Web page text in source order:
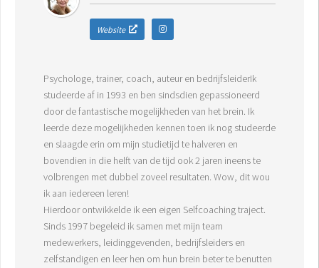
Website
Psychologe, trainer, coach, auteur en bedrijfsleiderIk
studeerde af in 1993 en ben sindsdien gepassioneerd
door de fantastische mogelijkheden van het brein. Ik
leerde deze mogelijkheden kennen toen ik nog studeerde
en slaagde erin om mijn studietijd te halveren en
bovendien in die helft van de tijd ook 2 jaren ineens te
volbrengen met dubbel zoveel resultaten. Wow, dit wou
ik aan iedereen leren!
Hierdoor ontwikkelde ik een eigen Selfcoaching traject.
Sinds 1997 begeleid ik samen met mijn team
medewerkers, leidinggevenden, bedrijfsleiders en
zelfstandigen en leer hen om hun brein beter te benutten